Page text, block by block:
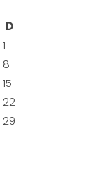
D
1
8
15
22
29